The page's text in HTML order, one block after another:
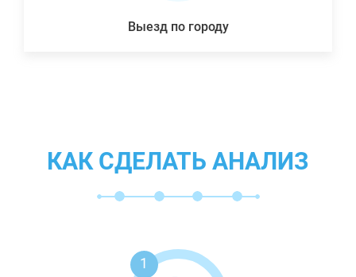
Выезд по городу
КАК СДЕЛАТЬ АНАЛИЗ
1